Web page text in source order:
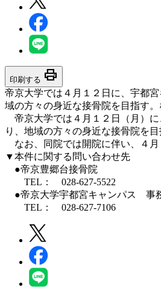
印刷する print
帝京大学では４月１２日に、宇都
域の方々の身近な接骨院を目指す
帝京大学では４月１２日（月）に
り、地域の方々の身近な接骨院を目
なお、同院では開院に伴い、４月
▼本件に関する問い合わせ先
●帝京豊郷台接骨院
TEL： 028-627-5522
●帝京大学宇都宮キャンパス 事
TEL： 028-627-7106